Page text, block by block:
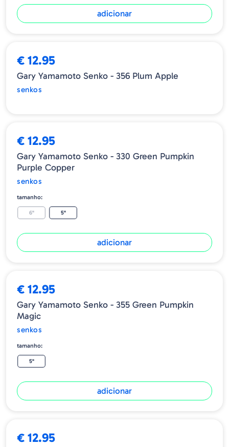
adicionar
€ 12.95
Gary Yamamoto Senko - 356 Plum Apple
senkos
€ 12.95
Gary Yamamoto Senko - 330 Green Pumpkin
Purple Copper
senkos
tamanho:
6" 5"
adicionar
€ 12.95
Gary Yamamoto Senko - 355 Green Pumpkin
Magic
senkos
tamanho:
5"
adicionar
€ 12.95